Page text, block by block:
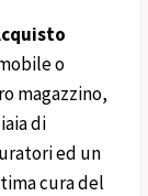
o
magazzino,
di
ed un
cura del